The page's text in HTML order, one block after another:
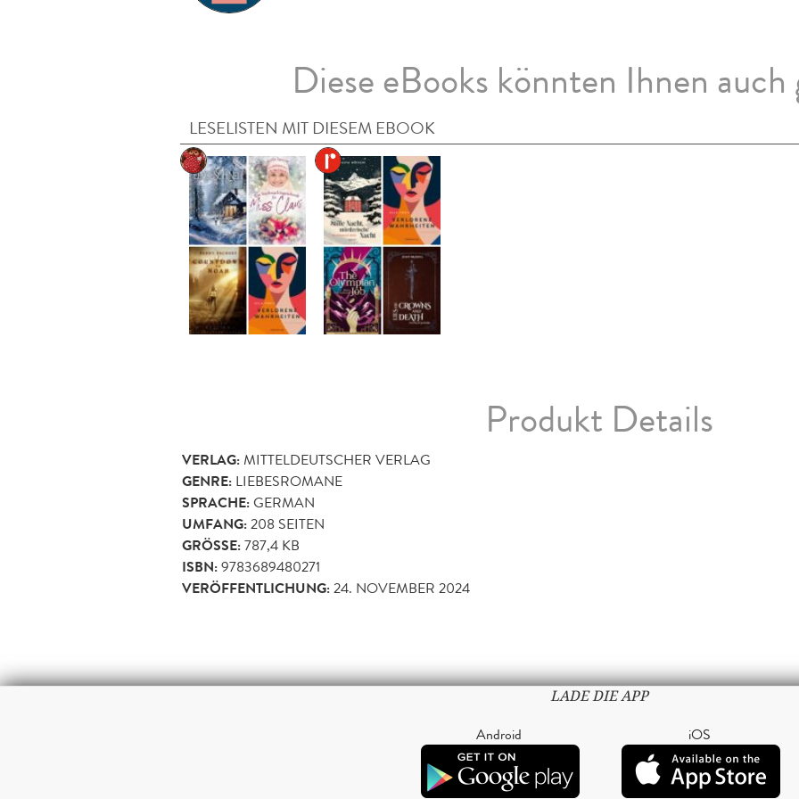
Diese eBooks könnten Ihnen auch
LESELISTEN MIT DIESEM EBOOK
Produkt Details
VERLAG:MITTELDEUTSCHER VERLAG
GENRE: LIEBESROMANE
SPRACHE:GERMAN
UMFANG:208 SEITEN
GRÖSSE: 787,4 KB
ISBN:9783689480271
VERÖFFENTLICHUNG:24. NOVEMBER 2024
LADE DIE APP
Android iOS